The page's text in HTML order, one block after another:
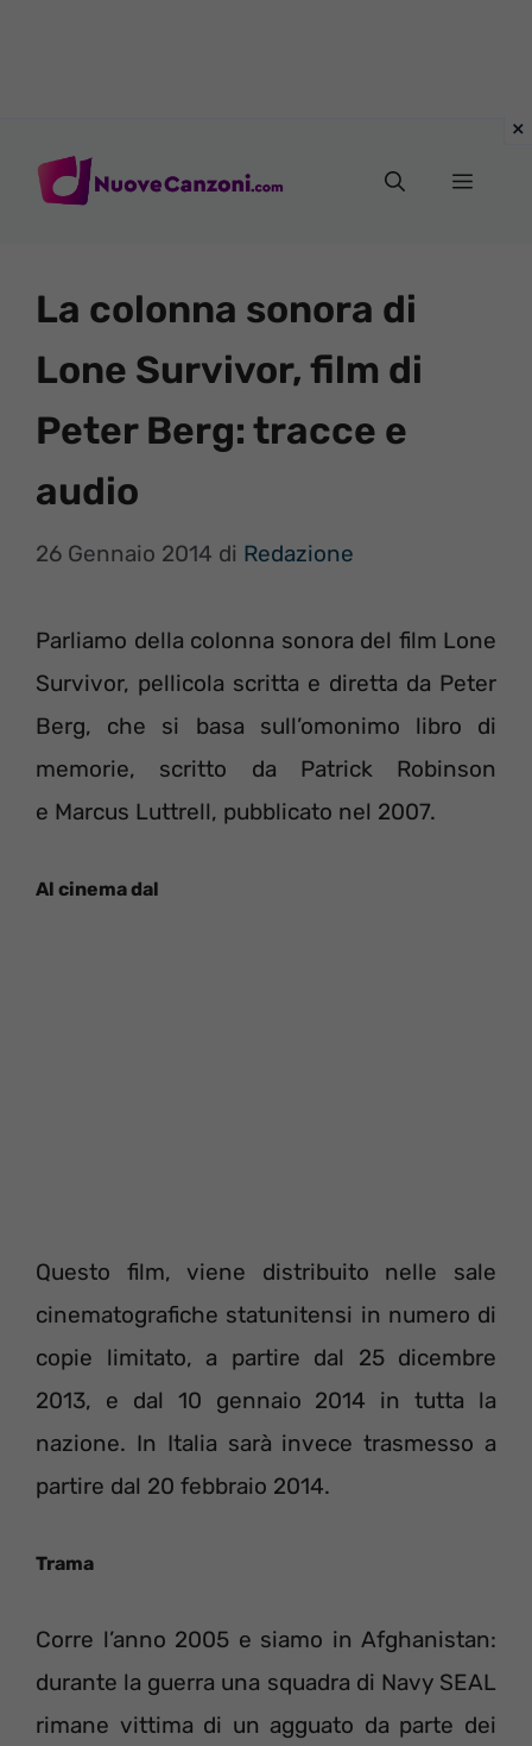
Menu
La colonna sonora di
Lone Survivor, film di
Peter Berg: tracce e
audio
26 Gennaio 2014 di Redazione
Parliamo della colonna sonora del film Lone
Survivor, pellicola scritta e diretta da Peter
Berg, che si basa sull’omonimo libro di
memorie, scritto da Patrick Robinson
e Marcus Luttrell, pubblicato nel 2007.
Al cinema dal
Questo film, viene distribuito nelle sale
cinematografiche statunitensi in numero di
copie limitato, a partire dal 25 dicembre
2013, e dal 10 gennaio 2014 in tutta la
nazione. In Italia sarà invece trasmesso a
partire dal 20 febbraio 2014.
Trama
Corre l’anno 2005 e siamo in Afghanistan:
durante la guerra una squadra di Navy SEAL
rimane vittima di un agguato da parte dei